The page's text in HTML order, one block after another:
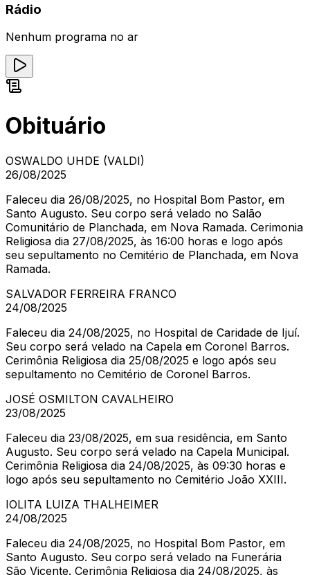
Rádio
Nenhum programa no ar
Obituário
OSWALDO UHDE (VALDI)
26/08/2025
Faleceu dia 26/08/2025, no Hospital Bom Pastor, em
Santo Augusto. Seu corpo será velado no Salão
Comunitário de Planchada, em Nova Ramada. Cerimonia
Religiosa dia 27/08/2025, às 16:00 horas e logo após
seu sepultamento no Cemitério de Planchada, em Nova
Ramada.
SALVADOR FERREIRA FRANCO
24/08/2025
Faleceu dia 24/08/2025, no Hospital de Caridade de Ijuí.
Seu corpo será velado na Capela em Coronel Barros.
Cerimônia Religiosa dia 25/08/2025 e logo após seu
sepultamento no Cemitério de Coronel Barros.
JOSÉ OSMILTON CAVALHEIRO
23/08/2025
Faleceu dia 23/08/2025, em sua residência, em Santo
Augusto. Seu corpo será velado na Capela Municipal.
Cerimônia Religiosa dia 24/08/2025, às 09:30 horas e
logo após seu sepultamento no Cemitério João XXIII.
IOLITA LUIZA THALHEIMER
24/08/2025
Faleceu dia 24/08/2025, no Hospital Bom Pastor, em
Santo Augusto. Seu corpo será velado na Funerária
São Vicente. Cerimônia Religiosa dia 24/08/2025, às